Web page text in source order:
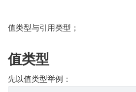
值类型与引用类型；
值类型
先以值类型举例：